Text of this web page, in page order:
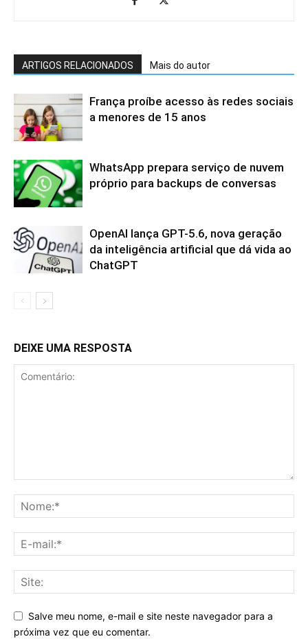
ARTIGOS RELACIONADOS Mais do autor
França proíbe acesso às redes sociais
a menores de 15 anos
WhatsApp prepara serviço de nuvem
próprio para backups de conversas
OpenAI lança GPT-5.6, nova geração
da inteligência artificial que dá vida ao
ChatGPT
DEIXE UMA RESPOSTA
Salve meu nome, e-mail e site neste navegador para a
próxima vez que eu comentar.